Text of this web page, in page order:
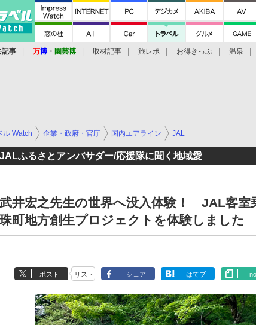
記事 万博 ・ 園芸博 取材記事 旅レポ お得きっぷ 温泉
ル Watch 企業・政府・官庁 国内エアライン JAL
JALふるさとアンバサダー/応援隊に聞く地域愛
武井宏之先生の世界へ没入体験！ JAL客室
珠町地方創生プロジェクトを体験しました
ポスト リスト シェア はてブ